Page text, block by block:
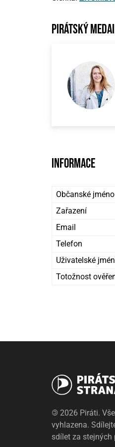
Pirátský
Informace
Občanské jméno
Zařazení
Email
Telefon
Uživatelské
Totožnost
© 2026 Piráti.
vyhlazena.
sdílet za stejných